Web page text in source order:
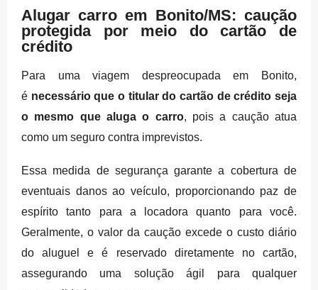
Alugar carro em Bonito/MS: caução
protegida por meio do cartão de
crédito
Para uma viagem despreocupada em Bonito,
é necessário que o titular do cartão de crédito seja
o mesmo que aluga o carro, pois a caução atua
como um seguro contra imprevistos.
Essa medida de segurança garante a cobertura de
eventuais danos ao veículo, proporcionando paz de
espírito tanto para a locadora quanto para você.
Geralmente, o valor da caução excede o custo diário
do aluguel e é reservado diretamente no cartão,
assegurando uma solução ágil para qualquer